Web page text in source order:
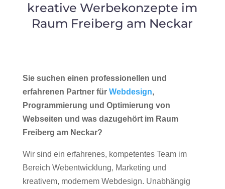
kreative Werbekonzepte im
Raum Freiberg am Neckar
Sie suchen einen professionellen und
erfahrenen Partner für Webdesign,
Programmierung und Optimierung von
Webseiten und was dazugehört im Raum
Freiberg am Neckar?
Wir sind ein erfahrenes, kompetentes Team im
Bereich Webentwicklung, Marketing und
kreativem, modernem Webdesign. Unabhängig